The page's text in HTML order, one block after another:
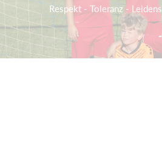
Respekt - Toleranz -